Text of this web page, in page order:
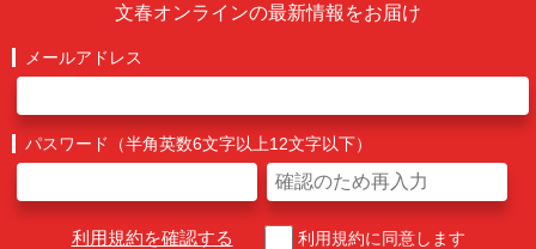
文春オンラインの最新情報をお届け
メールアドレス
パスワード（半角英数6文字以上12文字以下）
利用規約を確認する 利用規約に同意します